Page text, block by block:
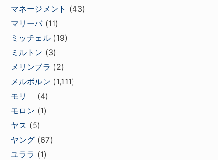
マネージメント (43)
マリーバ(11)
ミッチェル (19)
ミルトン (3)
メリンブラ (2)
メルボルン (1,111)
モリー (4)
モロン (1)
ヤス (5)
ヤング (67)
ユララ (1)